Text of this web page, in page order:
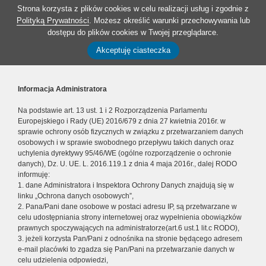
Strona korzysta z plików cookies w celu realizacji usług i zgodnie z
Polityką Prywatności. Możesz określić warunki przechowywania lub
dostępu do plików cookies w Twojej przeglądarce.
Akceptuję ciasteczka
Informacja Administratora
Na podstawie art. 13 ust. 1 i 2 Rozporządzenia Parlamentu
Europejskiego i Rady (UE) 2016/679 z dnia 27 kwietnia 2016r. w
sprawie ochrony osób fizycznych w związku z przetwarzaniem danych
osobowych i w sprawie swobodnego przepływu takich danych oraz
uchylenia dyrektywy 95/46/WE (ogólne rozporządzenie o ochronie
danych), Dz. U. UE. L. 2016.119.1 z dnia 4 maja 2016r., dalej RODO
informuję:
1. dane Administratora i Inspektora Ochrony Danych znajdują się w
linku „Ochrona danych osobowych”,
2. Pana/Pani dane osobowe w postaci adresu IP, są przetwarzane w
celu udostępniania strony internetowej oraz wypełnienia obowiązków
prawnych spoczywających na administratorze(art.6 ust.1 lit.c RODO),
3. jeżeli korzysta Pan/Pani z odnośnika na stronie będącego adresem
e-mail placówki to zgadza się Pan/Pani na przetwarzanie danych w
celu udzielenia odpowiedzi,